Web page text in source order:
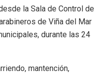
la Sala de Control de
de Viña del Mar
durante las 24
mantención,